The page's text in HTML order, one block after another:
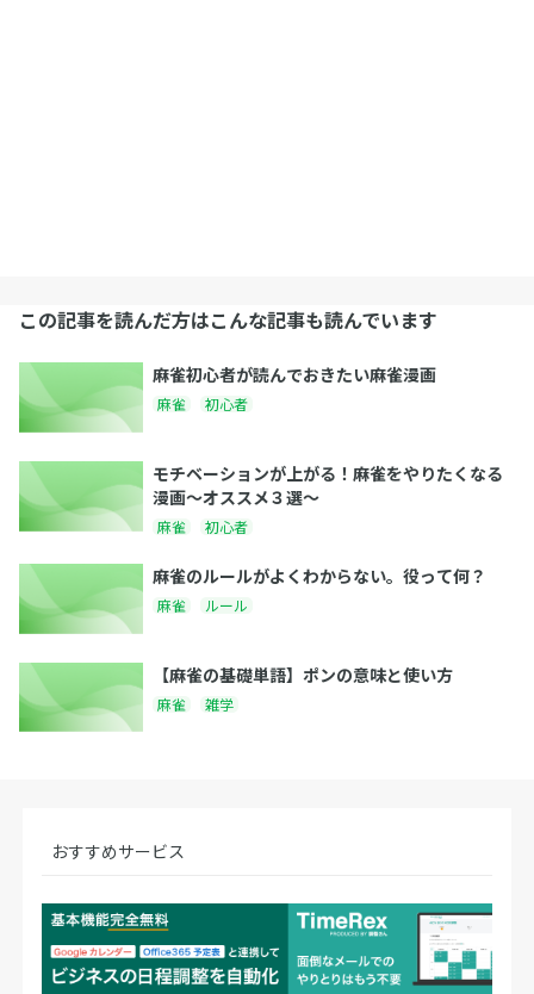
この記事を読んだ方はこんな記事も読んでいます
麻雀初心者が読んでおきたい麻雀漫画
麻雀 初心者
モチベーションが上がる！麻雀をやりたくなる
漫画〜オススメ３選〜
麻雀 初心者
麻雀のルールがよくわからない。役って何？
麻雀 ルール
【麻雀の基礎単語】ポンの意味と使い方
麻雀 雑学
おすすめサービス